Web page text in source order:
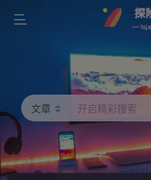
文章 开启精彩搜索